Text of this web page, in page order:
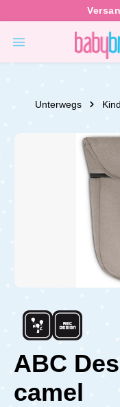
Unterwegs
ABC
camel